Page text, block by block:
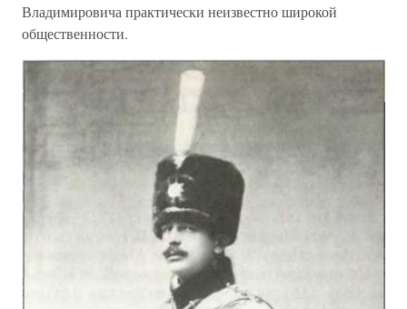
Владимировича практически неизвестно широкой
общественности.